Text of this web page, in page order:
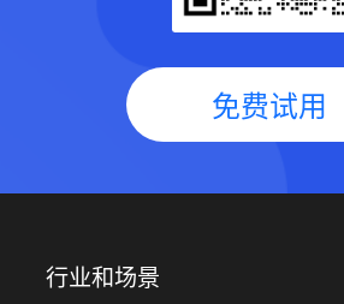
免费试用
行业和场景